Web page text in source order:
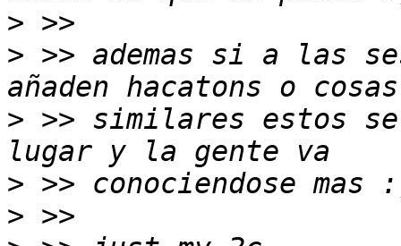
>
> >> ademas si a las
> >> similares estos se
>
>